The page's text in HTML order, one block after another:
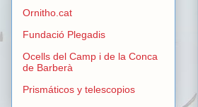
Ornitho.cat
Fundació Plegadis
Ocells del Camp i de la Conca
de Barberà
Prismáticos y telescopios